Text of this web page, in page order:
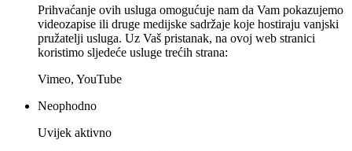
Prihvaćanje ovih usluga omogućuje nam da Vam pokazujemo
videozapise ili druge medijske sadržaje koje hostiraju vanjski
pružatelji usluga. Uz Vaš pristanak, na ovoj web stranici
koristimo sljedeće usluge trećih strana:
Vimeo, YouTube
Neophodno
Uvijek aktivno